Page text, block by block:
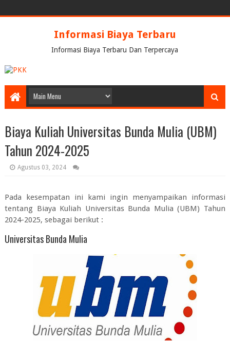
Informasi Biaya Terbaru
Informasi Biaya Terbaru Dan Terpercaya
Biaya Kuliah Universitas Bunda Mulia (UBM)
Tahun 2024-2025
Agustus 03, 2024
Pada kesempatan ini kami ingin menyampaikan informasi
tentang Biaya Kuliah Universitas Bunda Mulia (UBM) Tahun
2024-2025, sebagai berikut :
Universitas Bunda Mulia